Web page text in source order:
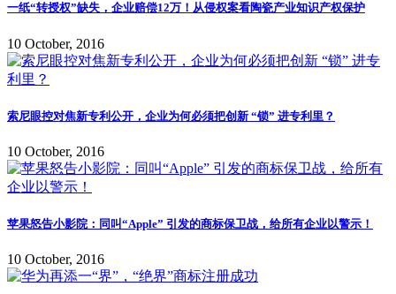
一纸“转授权”缺失，企业赔偿12万！从侵权案看陶瓷产业知识产权保护
10 October, 2016
索尼眼控对焦新专利公开，企业为何必须把创新 “锁” 进专利里？
10 October, 2016
苹果怒告小影院：同叫“Apple” 引发的商标保卫战，给所有企业以警示！
10 October, 2016